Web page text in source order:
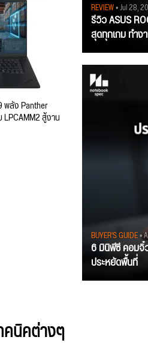
REVIEW• Jul 28,
รีวิว ASUS
สุดทุกเกม ทำง
BUYER'S GUIDE•
6 มินิพีซี คอมจิ๋
ประหยัดพื้นที่
พลัง Panther
สู้งาน
นิคต่างๆ